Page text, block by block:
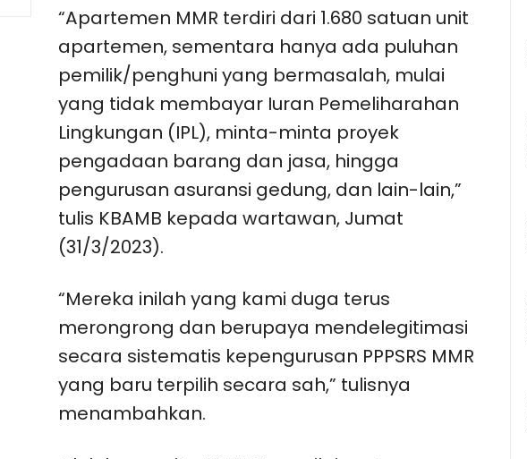
“Apartemen MMR terdiri dari 1.680 satuan unit
apartemen, sementara hanya ada puluhan
pemilik/penghuni yang bermasalah, mulai
yang tidak membayar Iuran Pemeliharahan
Lingkungan (IPL), minta-minta proyek
pengadaan barang dan jasa, hingga
pengurusan asuransi gedung, dan lain-lain,”
tulis KBAMB kepada wartawan, Jumat
(31/3/2023).
“Mereka inilah yang kami duga terus
merongrong dan berupaya mendelegitimasi
secara sistematis kepengurusan PPPSRS MMR
yang baru terpilih secara sah,” tulisnya
menambahkan.